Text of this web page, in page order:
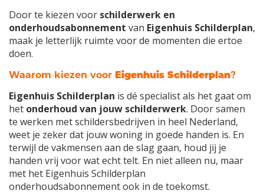
Door te kiezen voor schilderwerk en
onderhoudsabonnement van Eigenhuis Schilderplan,
maak je letterlijk ruimte voor de momenten die ertoe
doen.
Waarom kiezen voor Eigenhuis Schilderplan?
Eigenhuis Schilderplan is dé specialist als het gaat om
het onderhoud van jouw schilderwerk. Door samen
te werken met schildersbedrijven in heel Nederland,
weet je zeker dat jouw woning in goede handen is. En
terwijl de vakmensen aan de slag gaan, houd jij je
handen vrij voor wat echt telt. En niet alleen nu, maar
met het Eigenhuis Schilderplan
onderhoudsabonnement ook in de toekomst.